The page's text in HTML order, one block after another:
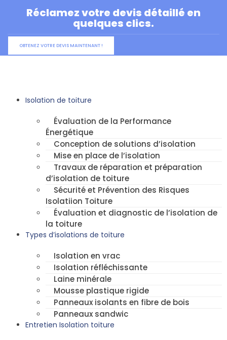
Réclamez votre devis détaillé en
quelques clics.
OBTENEZ VOTRE DEVIS MAINTENANT !
Isolation de toiture
Évaluation de la Performance
Énergétique
Conception de solutions d’isolation
Mise en place de l’isolation
Travaux de réparation et préparation
d’isolation de toiture
Sécurité et Prévention des Risques
Isolatiion Toiture
Évaluation et diagnostic de l’isolation de
la toiture
Types d’isolations de toiture
Isolation en vrac
Isolation réfléchissante
Laine minérale
Mousse plastique rigide
Panneaux isolants en fibre de bois
Panneaux sandwic
Entretien Isolation toiture